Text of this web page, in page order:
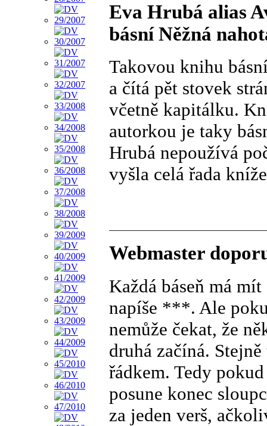
Eva Hrubá alias
básní Něžná
Takovou knihu
a čítá pět stovek
včetně kapitálku.
autorkou je taky
Hrubá nepoužívá
vyšla celá řada
Webmaster
Každá báseň má
napíše ***. Ale
nemůže čekat, že
druhá začíná.
řádkem. Tedy
posune konec
za jeden verš,